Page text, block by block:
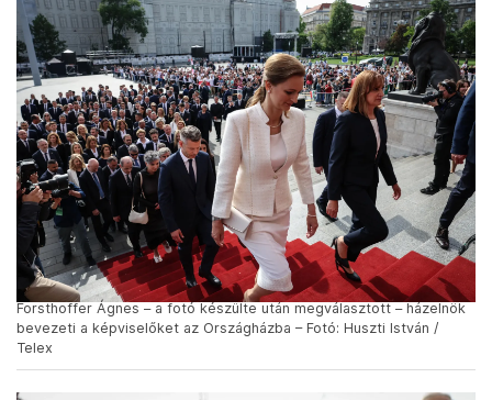
Forsthoffer Ágnes – a fotó készülte után megválasztott – házelnök
bevezeti a képviselőket az Országházba – Fotó: Huszti István /
Telex